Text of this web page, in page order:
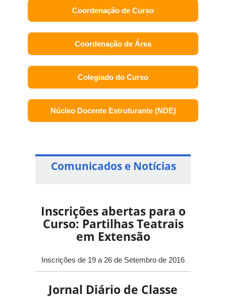
Coordenação de Curso
Coordenação de Área
Colegiado do Curso
Núcleo Docente Estruturante (NDE)
Comunicados e Notícias
Inscrições abertas para o
Curso: Partilhas Teatrais
em Extensão
Inscrições de 19 a 26 de Setembro de 2016
Jornal Diário de Classe